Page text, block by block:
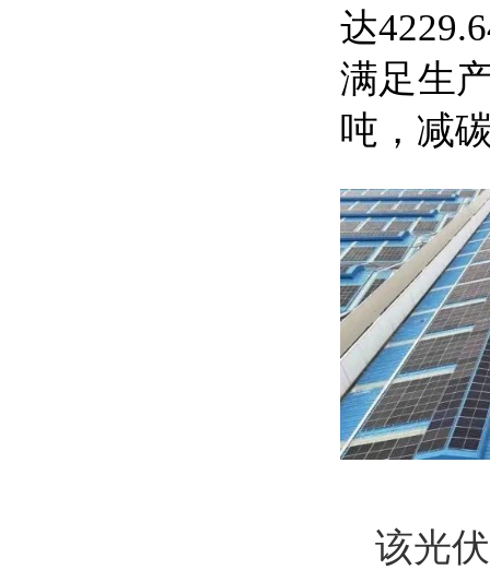
达
满足生
吨，减
该光